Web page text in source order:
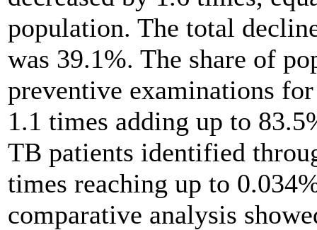
population. The total
was 39.1%. The share of
preventive examinations
1.1 times adding up to
TB patients identified
times reaching up to
comparative analysis